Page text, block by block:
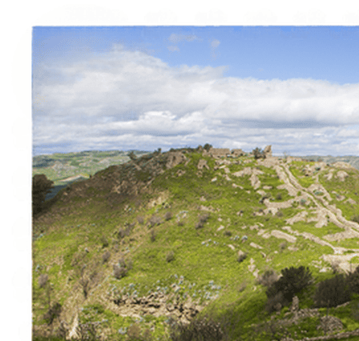
Italiano Français Deutsch